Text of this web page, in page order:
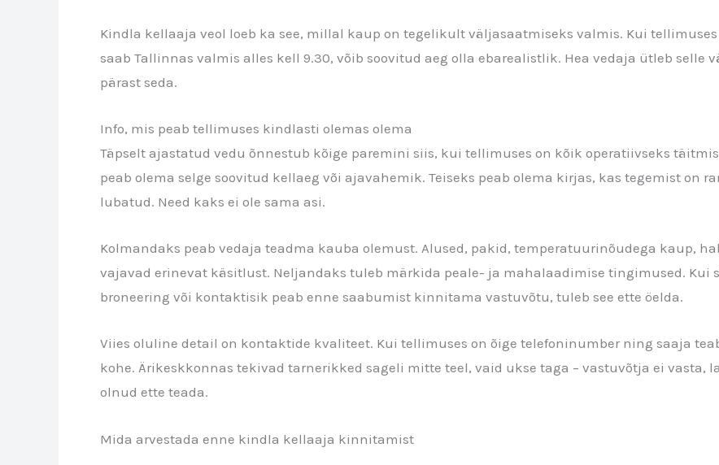
Kindla kellaaja veol loeb ka see, millal kaup on tegelikult väljasaatmiseks valmis. Kui tellimuses
saab Tallinnas valmis alles kell 9.30, võib soovitud aeg olla ebarealistlik. Hea vedaja ütleb
pärast seda.
Info, mis peab tellimuses kindlasti olemas olema
Täpselt ajastatud vedu õnnestub kõige paremini siis, kui tellimuses on kõik operatiivseks
peab olema selge soovitud kellaeg või ajavahemik. Teiseks peab olema kirjas, kas tegemist on
lubatud. Need kaks ei ole sama asi.
Kolmandaks peab vedaja teadma kauba olemust. Alused, pakid, temperatuurinõudega kaup,
vajavad erinevat käsitlust. Neljandaks tuleb märkida peale- ja mahalaadimise tingimused. Kui
broneering või kontaktisik peab enne saabumist kinnitama vastuvõtu, tuleb see ette öelda.
Viies oluline detail on kontaktide kvaliteet. Kui tellimuses on õige telefoninumber ning saaja
kohe. Ärikeskkonnas tekivad tarnerikked sageli mitte teel, vaid ukse taga – vastuvõtja ei vasta,
olnud ette teada.
Mida arvestada enne kindla kellaaja kinnitamist